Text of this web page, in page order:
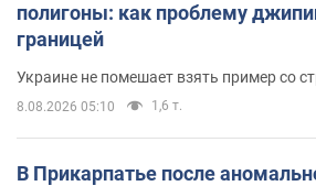
полигоны: как проблему
границей
Украине не помешает взять пример со
8.08.2026 05:10 1,6 т.
В Прикарпатье после